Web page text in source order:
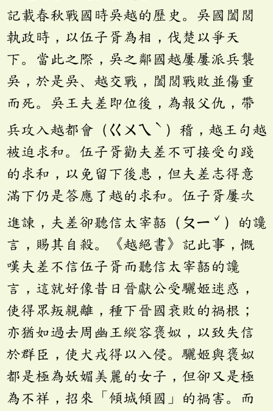
記載春秋戰國時吳越的歷史。吳國闔閭
執政時，以伍子胥為相，伐楚以爭天
下。當此之際，吳之鄰國越屢屢派兵襲
吳，於是吳、越交戰，闔閭戰敗並傷重
而死。吳王夫差即位後，為報父仇，帶
兵攻入越都會（ㄍㄨㄟ ˋ ）稽，越王句越
被迫求和。伍子胥勸夫差不可接受句踐
的求和，以免留下後患，但夫差志得意
滿下仍是答應了越的求和。伍子胥屢次
進諫，夫差卻聽信太宰嚭（ㄆㄧ ˇ ）的讒
言，賜其自殺。《越絕書》記此事，慨
嘆夫差不信伍子胥而聽信太宰嚭的讒
言，這就好像昔日晉獻公受驪姬迷惑，
使得眾叛親離，種下晉國衰敗的禍根；
亦猶如過去周幽王縱容褒姒，以致失信
於群臣，使犬戎得以入侵。驪姬與褒姒
都是極為妖媚美麗的女子，但卻又是極
為不祥，招來「傾城傾國」的禍害。而